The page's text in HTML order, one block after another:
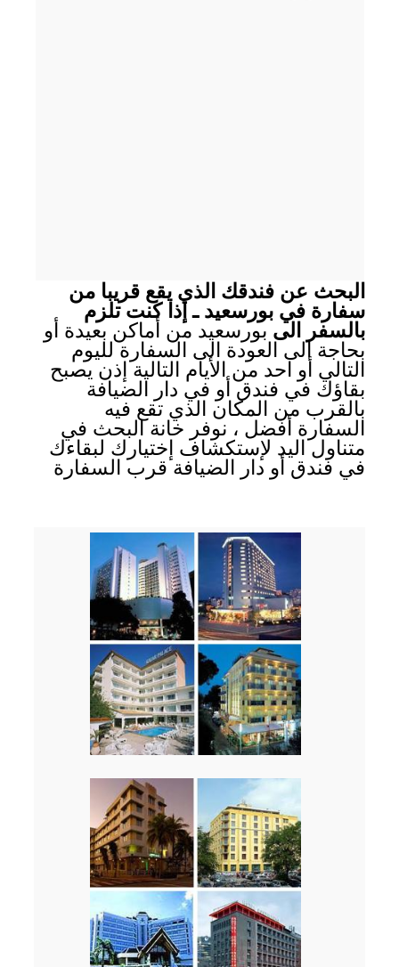
البحث عن فندقك الذي يقع قريبا من
سفارة في بورسعيد ـ إذا كنت تلزم
بالسفر الى بورسعيد من أماكن بعيدة أو
بحاجة الى العودة الى السفارة لليوم
التالي أو احد من الأيام التالية إذن يصبح
بقاؤك في فندق أو في دار الضيافة
بالقرب من المكان الذي تقع فيه
السفارة أفضل ، نوفر خانة البحث في
متناول اليد لإستكشاف إختيارك لبقاءك
في فندق أو دار الضيافة قرب السفارة